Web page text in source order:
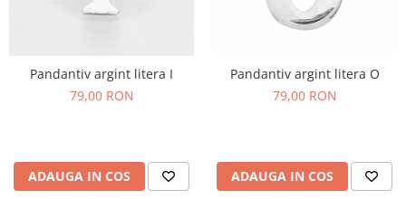
Pandantiv argint litera I
79,00 RON
ADAUGA IN COS
Pandantiv argint litera O
79,00 RON
ADAUGA IN COS